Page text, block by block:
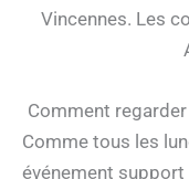
Vincennes. Les
Comment
Comme tous les
événement